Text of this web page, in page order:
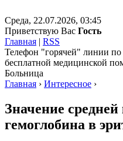
Среда, 22.07.2026, 03:45
Приветствую Вас Гость
Главная | RSS
Телефон "горячей" линии по
бесплатной медицинской
Больница
Главная › Интересное ›
Значение
гемоглобина в